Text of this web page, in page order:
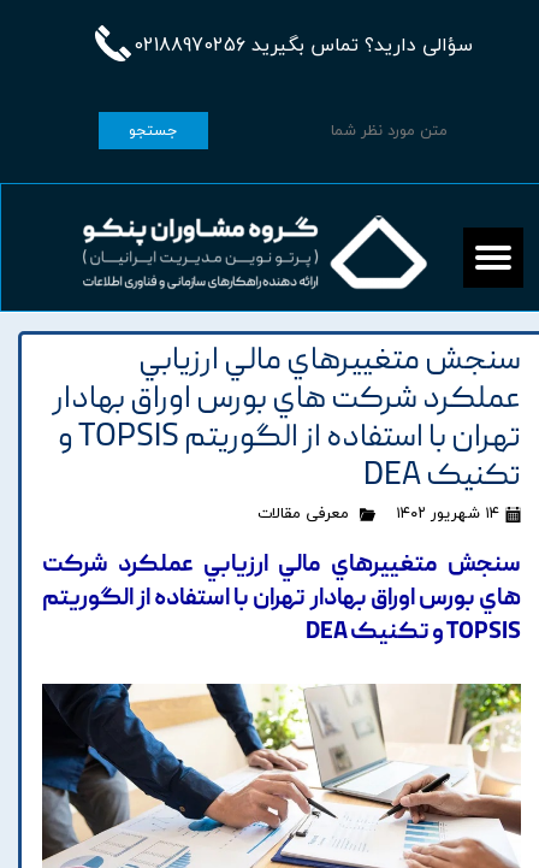
سؤالی دارید؟ تماس بگیرید 02188970256
جستجو
سنجش متغييرهاي مالي ارزيابي
عملکرد شرکت هاي بورس اوراق بهادار
تهران با استفاده از الگوريتم TOPSIS و
تکنيک DEA
۱۴ شهریور ۱۴۰۲ معرفی مقالات
سنجش متغييرهاي مالي ارزيابي عملکرد شرکت
هاي بورس اوراق بهادار تهران با استفاده از الگوريتم
TOPSIS و تکنيک DEA